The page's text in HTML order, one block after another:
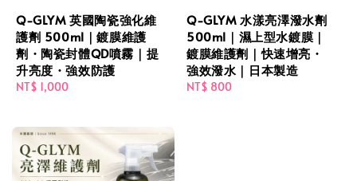
Q-GLYM 英國陶瓷強化維
護劑 500ml｜鍍膜維護
劑・陶瓷封體QD噴霧｜提
升亮度・強效防護
Regular
NT$ 1,000
Q-GLYM 水漾亮澤潑水劑
500ml｜濕上型水鍍膜｜
鍍膜維護劑｜快速增亮・
強效潑水｜日本製造
Regular
NT$ 800